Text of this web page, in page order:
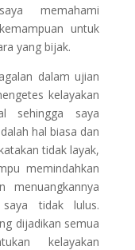
memahami
untuk
yang bijak.
dalam ujian
kelayakan
sehingga saya
hal biasa dan
tidak layak,
memindahkan
tidak lulus.
dijadikan semua
kelayakan